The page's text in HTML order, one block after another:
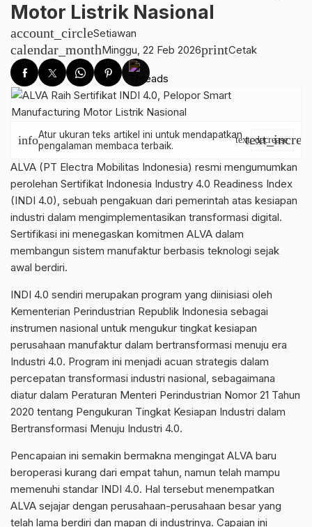
Motor Listrik Nasional
account_circleSetiawan
calendar_monthMinggu, 22 Feb 2026printCetak
infoAtur ukuran teks artikel ini untuk mendapatkan
pengalaman membaca terbaik.
text_decrease
ALVA (PT Electra Mobilitas Indonesia) resmi mengumumkan
perolehan Sertifikat Indonesia Industry 4.0 Readiness Index
(INDI 4.0), sebuah pengakuan dari pemerintah atas kesiapan
industri dalam mengimplementasikan transformasi digital.
Sertifikasi ini menegaskan komitmen ALVA dalam
membangun sistem manufaktur berbasis teknologi sejak
awal berdiri.
INDI 4.0 sendiri merupakan program yang diinisiasi oleh
Kementerian Perindustrian Republik Indonesia sebagai
instrumen nasional untuk mengukur tingkat kesiapan
perusahaan manufaktur dalam bertransformasi menuju era
Industri 4.0. Program ini menjadi acuan strategis dalam
percepatan transformasi industri nasional, sebagaimana
diatur dalam Peraturan Menteri Perindustrian Nomor 21 Tahun
2020 tentang Pengukuran Tingkat Kesiapan Industri dalam
Bertransformasi Menuju Industri 4.0.
Pencapaian ini semakin bermakna mengingat ALVA baru
beroperasi kurang dari empat tahun, namun telah mampu
memenuhi standar INDI 4.0. Hal tersebut menempatkan
ALVA sejajar dengan perusahaan-perusahaan besar yang
telah lama berdiri dan mapan di industrinya. Capaian ini